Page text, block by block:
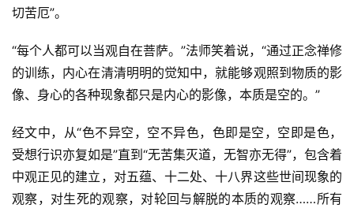
物
寺
院
巡
视
频
切苦厄”。
“每个人都可以当观自在菩萨。”法师笑着说，“通过正念禅修
的训练，内心在清清明明的觉知中，就能够观照到物质的影
像、身心的各种现象都只是内心的影像，本质是空的。”
经文中，从“色不异空，空不异色，色即是空，空即是色，
受想行识亦复如是”直到“无苦集灭道，无智亦无得”，包含着
中观正见的建立，对五蕴、十二处、十八界这些世间现象的
观察，对生死的观察，对轮回与解脱的本质的观察……所有